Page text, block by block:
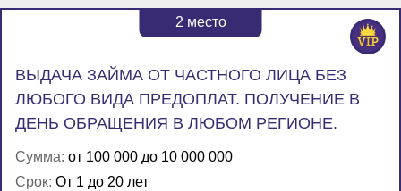
2 место
ВЫДАЧА ЗАЙМА ОТ ЧАСТНОГО ЛИЦА БЕЗ
ЛЮБОГО ВИДА ПРЕДОПЛАТ. ПОЛУЧЕНИЕ В
ДЕНЬ ОБРАЩЕНИЯ В ЛЮБОМ РЕГИОНЕ.
Сумма: от 100 000 до 10 000 000
Срок: От 1 до 20 лет